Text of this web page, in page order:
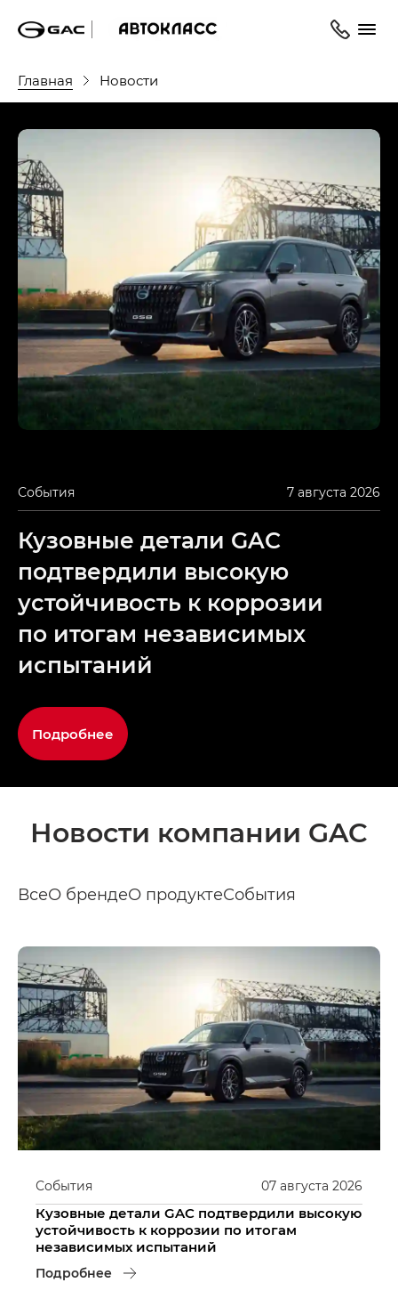
Главная Новости
События 7 августа 2026
Кузовные детали GAC
подтвердили высокую
устойчивость к коррозии
по итогам независимых
испытаний
Подробнее
Новости компании GAC
ВсеО брендеО продуктеСобытия
07 августа 2026
События
Кузовные детали GAC подтвердили высокую
устойчивость к коррозии по итогам
независимых испытаний
Подробнее